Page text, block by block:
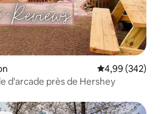
Évaluation
4,99 (342)
d'arcade près de Hershey